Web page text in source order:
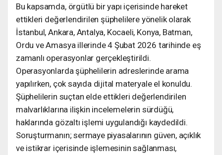
Bu kapsamda, örgütlü bir yapı içerisinde hareket
ettikleri değerlendirilen şüphelilere yönelik olarak
İstanbul, Ankara, Antalya, Kocaeli, Konya, Batman,
Ordu ve Amasya illerinde 4 Şubat 2026 tarihinde eş
zamanlı operasyonlar gerçekleştirildi.
Operasyonlarda şüphelilerin adreslerinde arama
yapılırken, çok sayıda dijital materyale el konuldu.
Şüphelilerin suçtan elde ettikleri değerlendirilen
malvarlıklarına ilişkin incelemelerin sürdüğü,
haklarında gözaltı işlemi uygulandığı kaydedildi.
Soruşturmanın; sermaye piyasalarının güven, açıklık
ve istikrar içerisinde işlemesinin sağlanması,